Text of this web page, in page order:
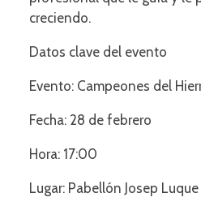
creciendo.
Datos clave del evento
Evento: Campeones del
Fecha: 28 de febrero
Hora: 17:00
Lugar: Pabellón Josep